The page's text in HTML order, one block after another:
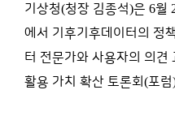
기상청(청장 김종석)은 6월
에서 기후기후데이터의 정
터 전문가와 사용자의 의견
활용 가치 확산 토론회 (포럼